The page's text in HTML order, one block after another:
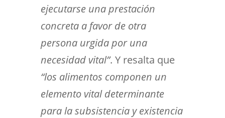
ejecutarse una prestación
concreta a favor de otra
persona urgida por una
necesidad vital”. Y resalta que
“los alimentos componen un
elemento vital determinante
para la subsistencia y existencia